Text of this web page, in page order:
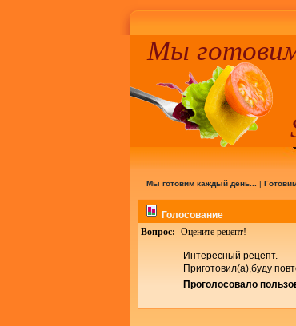
Мы
Мы готовим каждый день... |
Голосование
Вопрос: Оцените рецепт!
Интересный рецепт.
Приготовил(а),буду
Проголосовало